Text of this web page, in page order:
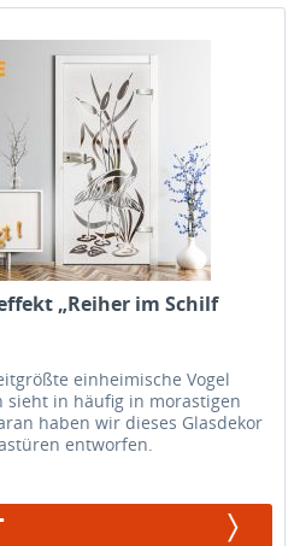
„Reiher im Schilf
einheimische Vogel
sieht in häufig in morastigen
haben wir dieses Glasdekor
entworfen.